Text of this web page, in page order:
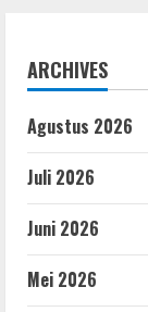
ARCHIVES
Agustus 2026
Juli 2026
Juni 2026
Mei 2026